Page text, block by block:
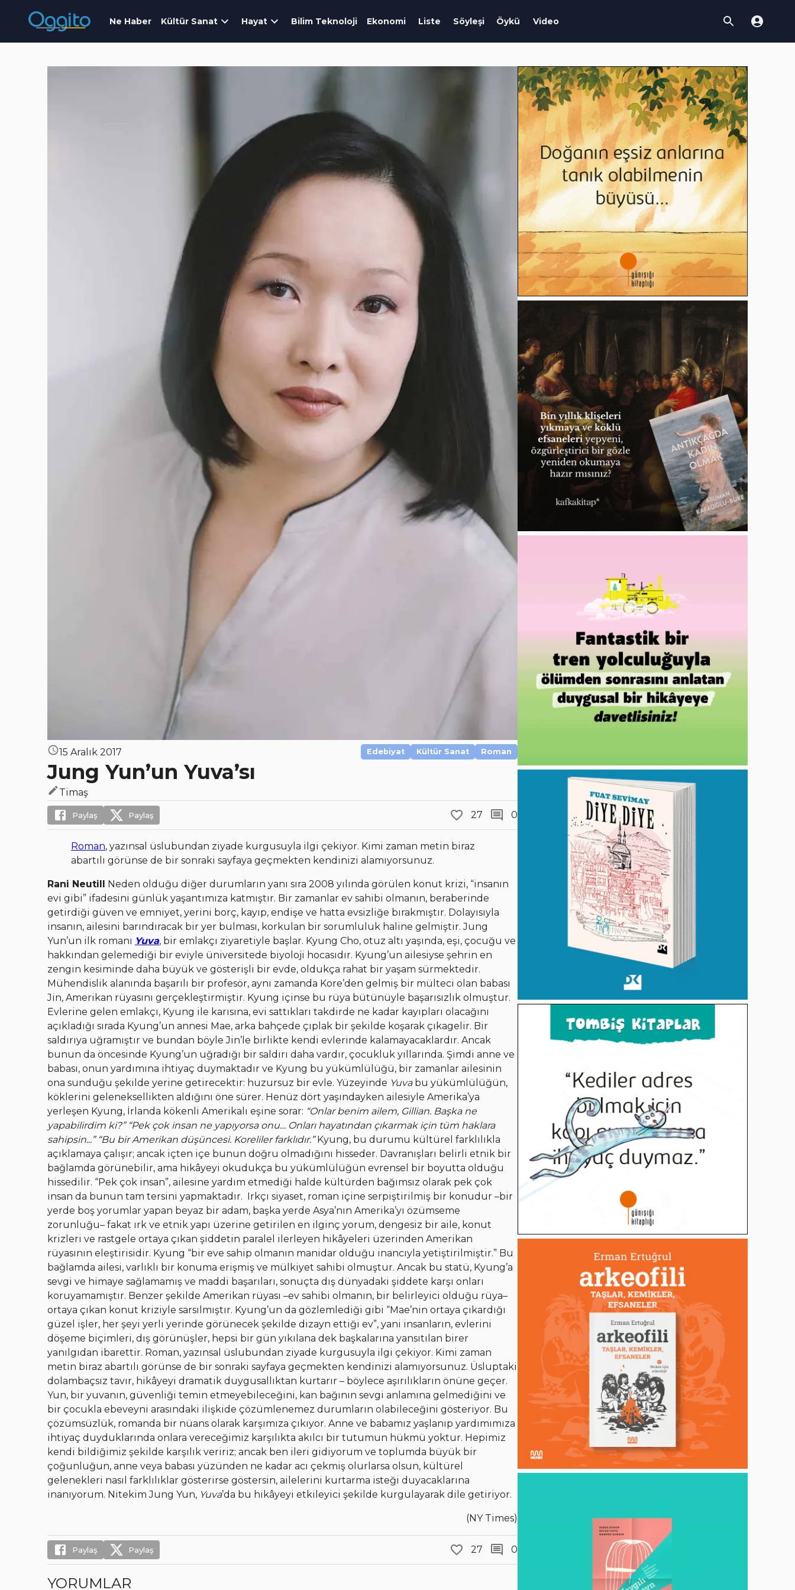
Ne Haber Kültür Sanat Hayat Bilim Teknoloji Ekonomi Liste Söyleşi Öykü Video
15 Aralık 2017 Edebiyat Kültür Sanat Roman
Jung Yun’un Yuva’sı
Timaş
Paylaş Paylaş 27 0
Roman, yazınsal üslubundan ziyade kurgusuyla ilgi çekiyor. Kimi zaman metin biraz
abartılı görünse de bir sonraki sayfaya geçmekten kendinizi alamıyorsunuz.
Rani Neutill Neden olduğu diğer durumların yanı sıra 2008 yılında görülen konut krizi, “insanın
evi gibi” ifadesini günlük yaşantımıza katmıştır. Bir zamanlar ev sahibi olmanın, beraberinde
getirdiği güven ve emniyet, yerini borç, kayıp, endişe ve hatta evsizliğe bırakmıştır. Dolayısıyla
insanın, ailesini barındıracak bir yer bulması, korkulan bir sorumluluk haline gelmiştir. Jung
Yun’un ilk romanı Yuva, bir emlakçı ziyaretiyle başlar. Kyung Cho, otuz altı yaşında, eşi, çocuğu ve
hakkından gelemediği bir eviyle üniversitede biyoloji hocasıdır. Kyung’un ailesiyse şehrin en
zengin kesiminde daha büyük ve gösterişli bir evde, oldukça rahat bir yaşam sürmektedir.
Mühendislik alanında başarılı bir profesör, aynı zamanda Kore’den gelmiş bir mülteci olan babası
Jin, Amerikan rüyasını gerçekleştirmiştir. Kyung içinse bu rüya bütünüyle başarısızlık olmuştur.
Evlerine gelen emlakçı, Kyung ile karısına, evi sattıkları takdirde ne kadar kayıpları olacağını
açıkladığı sırada Kyung’un annesi Mae, arka bahçede çıplak bir şekilde koşarak çıkagelir. Bir
saldırıya uğramıştır ve bundan böyle Jin’le birlikte kendi evlerinde kalamayacaklardır. Ancak
bunun da öncesinde Kyung’un uğradığı bir saldırı daha vardır, çocukluk yıllarında. Şimdi anne ve
babası, onun yardımına ihtiyaç duymaktadır ve Kyung bu yükümlülüğü, bir zamanlar ailesinin
ona sunduğu şekilde yerine getirecektir: huzursuz bir evle. Yüzeyinde Yuvabu yükümlülüğün,
köklerini geleneksellikten aldığını öne sürer. Henüz dört yaşındayken ailesiyle Amerika’ya
yerleşen Kyung, İrlanda kökenli Amerikalı eşine sorar: “Onlar benim ailem, Gillian. Başka ne
yapabilirdim ki?” “Pek çok insan ne yapıyorsa onu… Onları hayatından çıkarmak için tüm haklara
sahipsin...” “Bu bir Amerikan düşüncesi. Koreliler farklıdır.”Kyung, bu durumu kültürel farklılıkla
açıklamaya çalışır; ancak içten içe bunun doğru olmadığını hisseder. Davranışları belirli etnik bir
bağlamda görünebilir, ama hikâyeyi okudukça bu yükümlülüğün evrensel bir boyutta olduğu
hissedilir. “Pek çok insan”, ailesine yardım etmediği halde kültürden bağımsız olarak pek çok
insan da bunun tam tersini yapmaktadır. Irkçı siyaset, roman içine serpiştirilmiş bir konudur –bir
yerde boş yorumlar yapan beyaz bir adam, başka yerde Asya’nın Amerika’yı özümseme
zorunluğu– fakat ırk ve etnik yapı üzerine getirilen en ilginç yorum, dengesiz bir aile, konut
krizleri ve rastgele ortaya çıkan şiddetin paralel ilerleyen hikâyeleri üzerinden Amerikan
rüyasının eleştirisidir. Kyung “bir eve sahip olmanın manidar olduğu inancıyla yetiştirilmiştir.” Bu
bağlamda ailesi, varlıklı bir konuma erişmiş ve mülkiyet sahibi olmuştur. Ancak bu statü, Kyung’a
sevgi ve himaye sağlamamış ve maddi başarıları, sonuçta dış dünyadaki şiddete karşı onları
koruyamamıştır. Benzer şekilde Amerikan rüyası –ev sahibi olmanın, bir belirleyici olduğu rüya–
ortaya çıkan konut kriziyle sarsılmıştır. Kyung’un da gözlemlediği gibi “Mae’nin ortaya çıkardığı
güzel işler, her şeyi yerli yerinde görünecek şekilde dizayn ettiği ev”, yani insanların, evlerini
döşeme biçimleri, dış görünüşler, hepsi bir gün yıkılana dek başkalarına yansıtılan birer
yanılgıdan ibarettir. Roman, yazınsal üslubundan ziyade kurgusuyla ilgi çekiyor. Kimi zaman
metin biraz abartılı görünse de bir sonraki sayfaya geçmekten kendinizi alamıyorsunuz. Üsluptaki
dolambaçsız tavır, hikâyeyi dramatik duygusallıktan kurtarır – böylece aşırılıkların önüne geçer.
Yun, bir yuvanın, güvenliği temin etmeyebileceğini, kan bağının sevgi anlamına gelmediğini ve
bir çocukla ebeveyni arasındaki ilişkide çözümlenemez durumların olabileceğini gösteriyor. Bu
çözümsüzlük, romanda bir nüans olarak karşımıza çıkıyor. Anne ve babamız yaşlanıp yardımımıza
ihtiyaç duyduklarında onlara vereceğimiz karşılıkta akılcı bir tutumun hükmü yoktur. Hepimiz
kendi bildiğimiz şekilde karşılık veririz; ancak ben ileri gidiyorum ve toplumda büyük bir
çoğunluğun, anne veya babası yüzünden ne kadar acı çekmiş olurlarsa olsun, kültürel
gelenekleri nasıl farklılıklar gösterirse göstersin, ailelerini kurtarma isteği duyacaklarına
inanıyorum. Nitekim Jung Yun, Yuva’da bu hikâyeyi etkileyici şekilde kurgulayarak dile getiriyor.
(NY Times)
Paylaş Paylaş 27 0
YORUMLAR